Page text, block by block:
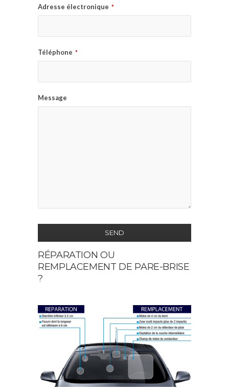
Adresse électronique *
Téléphone *
Message
SEND
This
field
should
left
blank
RÉPARATION OU
REMPLACEMENT DE PARE-BRISE
?